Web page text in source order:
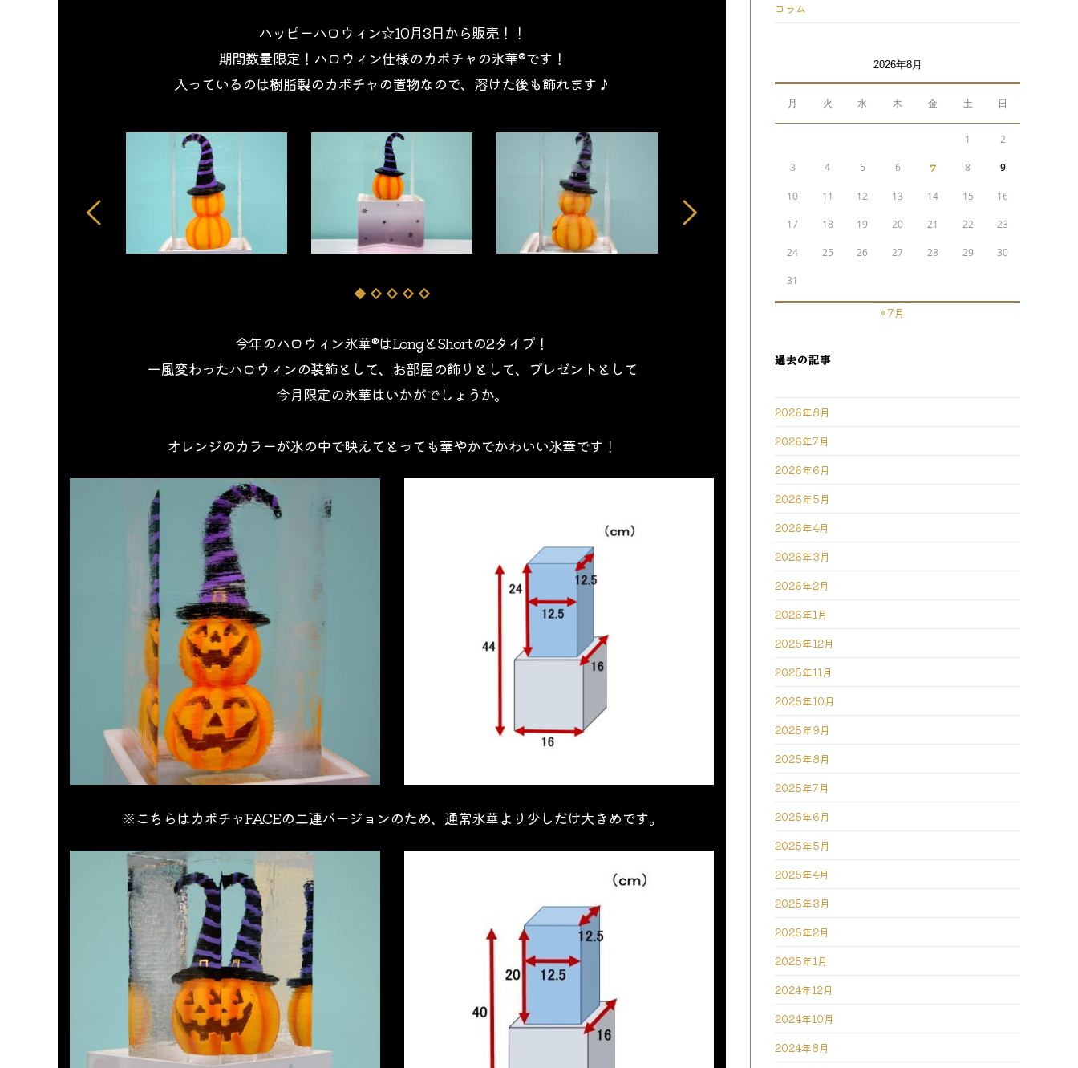
ハッピーハロウィン☆10月3日から販売！！
期間数量限定！ハロウィン仕様のカボチャの氷華®です！
入っているのは樹脂製のカボチャの置物なので、溶けた後も飾れます♪
今年のハロウィン氷華®はLongとShortの2タイプ！
一風変わったハロウィンの装飾として、お部屋の飾りとして、プレゼントとして
今月限定の氷華はいかがでしょうか。
オレンジのカラーが氷の中で映えてとっても華やかでかわいい氷華です！
※こちらはカボチャFACEの二連バージョンのため、通常氷華より少しだけ大きめです。
コラム
2026年8月
月 火 水 木 金 土 日
1 2
3 4 5 6 7 8 9
10 11 12 13 14 15 16
17 18 19 20 21 22 23
24 25 26 27 28 29 30
31
« 7月
過去の記事
2026年8月
2026年7月
2026年6月
2026年5月
2026年4月
2026年3月
2026年2月
2026年1月
2025年12月
2025年11月
2025年10月
2025年9月
2025年8月
2025年7月
2025年6月
2025年5月
2025年4月
2025年3月
2025年2月
2025年1月
2024年12月
2024年10月
2024年8月